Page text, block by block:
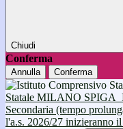
Chiudi
Conferma
Annulla Conferma
Statale MILANO SPIGA
Secondaria (tempo
l'a.s. 2026/27 inizieranno